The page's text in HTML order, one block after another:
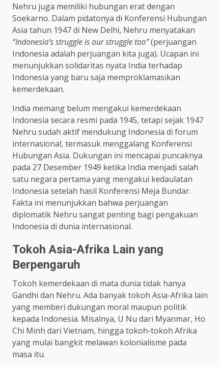
Nehru juga memiliki hubungan erat dengan
Soekarno. Dalam pidatonya di Konferensi Hubungan
Asia tahun 1947 di New Delhi, Nehru menyatakan
“Indonesia’s struggle is our struggle too”(perjuangan
Indonesia adalah perjuangan kita juga). Ucapan ini
menunjukkan solidaritas nyata India terhadap
Indonesia yang baru saja memproklamasikan
kemerdekaan.
India memang belum mengakui kemerdekaan
Indonesia secara resmi pada 1945, tetapi sejak 1947
Nehru sudah aktif mendukung Indonesia di forum
internasional, termasuk menggalang Konferensi
Hubungan Asia. Dukungan ini mencapai puncaknya
pada 27 Desember 1949 ketika India menjadi salah
satu negara pertama yang mengakui kedaulatan
Indonesia setelah hasil Konferensi Meja Bundar.
Fakta ini menunjukkan bahwa perjuangan
diplomatik Nehru sangat penting bagi pengakuan
Indonesia di dunia internasional.
Tokoh Asia-Afrika Lain yang
Berpengaruh
Tokoh kemerdekaan di mata dunia tidak hanya
Gandhi dan Nehru. Ada banyak tokoh Asia-Afrika lain
yang memberi dukungan moral maupun politik
kepada Indonesia. Misalnya, U Nu dari Myanmar, Ho
Chi Minh dari Vietnam, hingga tokoh-tokoh Afrika
yang mulai bangkit melawan kolonialisme pada
masa itu.